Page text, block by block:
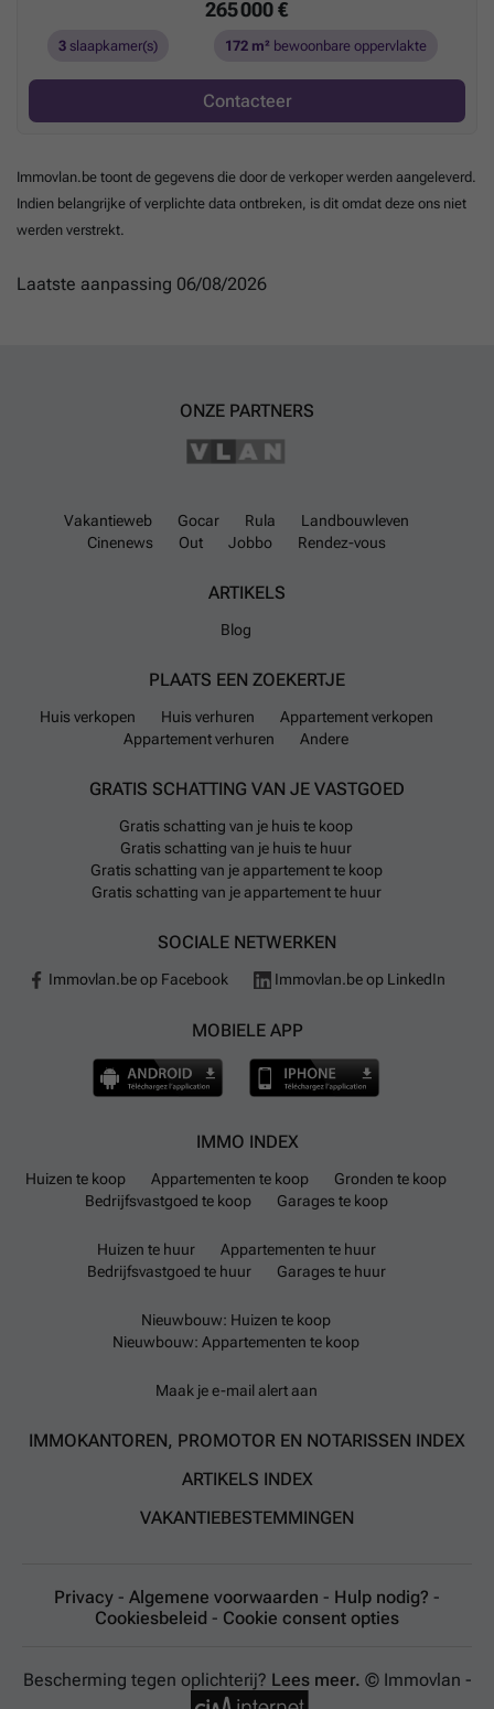
265 000 €
3slaapkamer(s) 172 m² bewoonbare oppervlakte
Contacteer
Immovlan.be toont de gegevens die door de verkoper werden aangeleverd.
Indien belangrijke of verplichte data ontbreken, is dit omdat deze ons niet
werden verstrekt.
Laatste aanpassing 06/08/2026
ONZE PARTNERS
Vakantieweb Gocar Rula
Landbouwleven
Cinenews
Out Jobbo Rendez-vous
ARTIKELS
Blog
PLAATS EEN ZOEKERTJE
Huis verkopen Huis verhuren
Appartement verkopen
Appartement verhuren
Andere
GRATIS SCHATTING VAN JE VASTGOED
Gratis schatting van je huis te koop
Gratis schatting van je huis te huur
Gratis schatting van je appartement te koop
Gratis schatting van je appartement te huur
SOCIALE NETWERKEN
Immovlan.be op Facebook Immovlan.be op LinkedIn
MOBIELE APP
IMMO INDEX
Huizen te koop Appartementen te koop
Gronden te koop
Bedrijfsvastgoed te koop
Garages te koop
Huizen te huur
Appartementen te huur
Bedrijfsvastgoed te huur
Garages te huur
Nieuwbouw: Huizen te koop
Nieuwbouw: Appartementen te koop
Maak je e-mail alert aan
IMMOKANTOREN, PROMOTOR EN NOTARISSEN INDEX
ARTIKELS INDEX
VAKANTIEBESTEMMINGEN
Privacy - Algemene voorwaarden - Hulp nodig? -
Cookiesbeleid - Cookie consent opties
Bescherming tegen oplichterij? Lees meer. © Immovlan -